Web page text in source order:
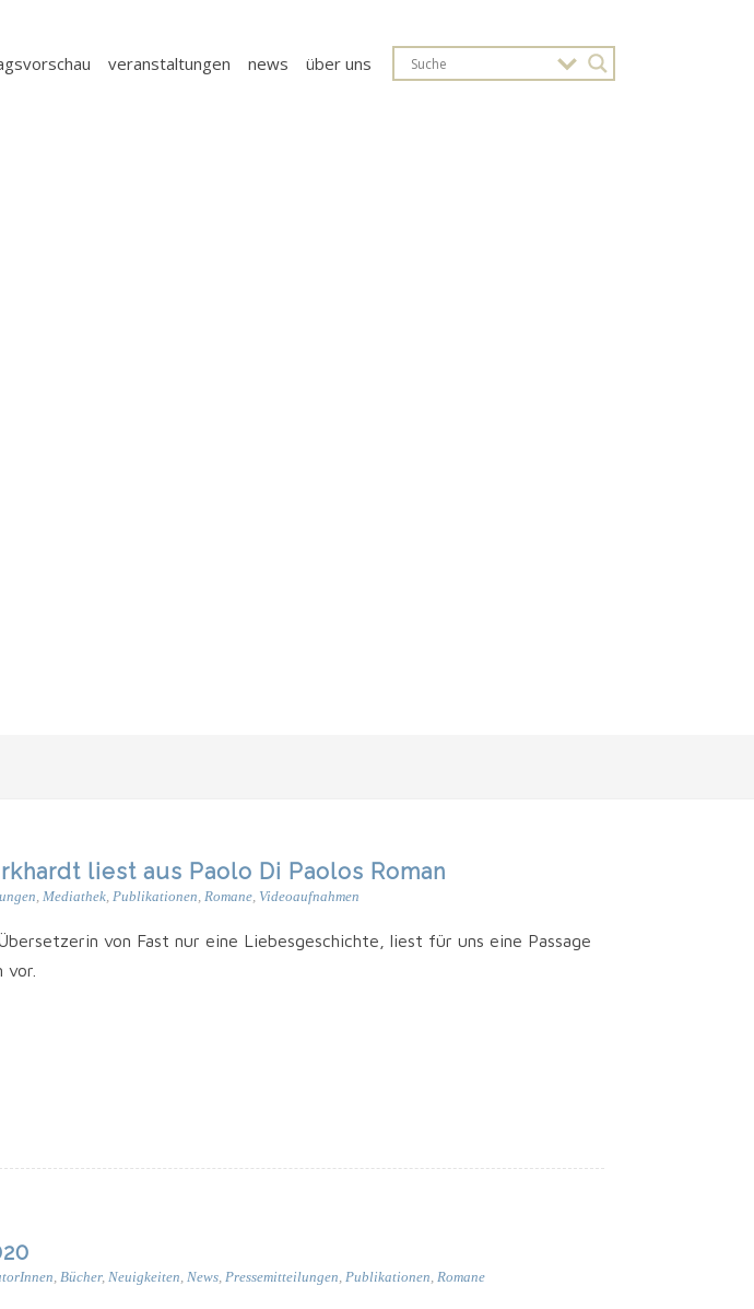
veranstaltungen news über uns
liest aus Paolo Di Paolos Roman
, Mediathek, Publikationen, Romane, Videoaufnahmen
von Fast nur eine Lie­bes­ge­schich­te, liest für uns eine Pas­sa­ge
vor.
, Bücher, Neuigkeiten, News, Pressemitteilungen, Publikationen, Romane